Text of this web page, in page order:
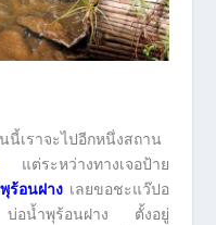
เราจะไปอีกหนึ่งสถาน
ต่ระหว่างทางเจอป้าย
ร้อนฝาง เลยขอชะแว๊ปอ
บ่อน้ำพุร้อนฝาง ตั้งอยู่